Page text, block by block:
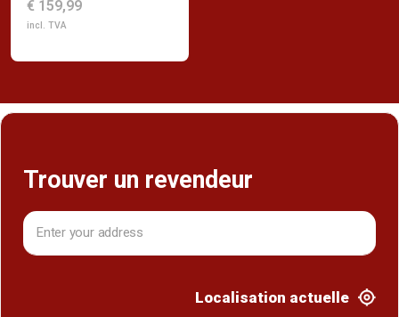
€ 159,99
incl. TVA
Trouver un revendeur
Localisation actuelle